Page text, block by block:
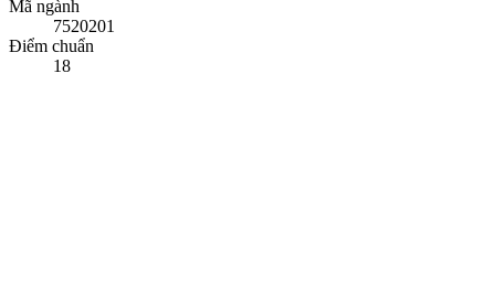
Mã ngành
7520201
Điểm chuẩn
18